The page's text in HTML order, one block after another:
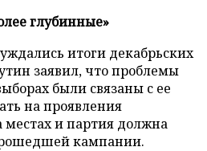
глубинные»
итоги декабрьских
заявил, что проблемы
были связаны с ее
на проявления
местах и партия должна
кампании.